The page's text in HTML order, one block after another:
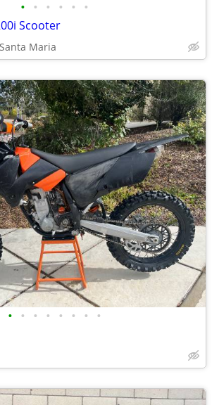
• • • • • •
Scooter
Santa Maria
• • • • • • • •